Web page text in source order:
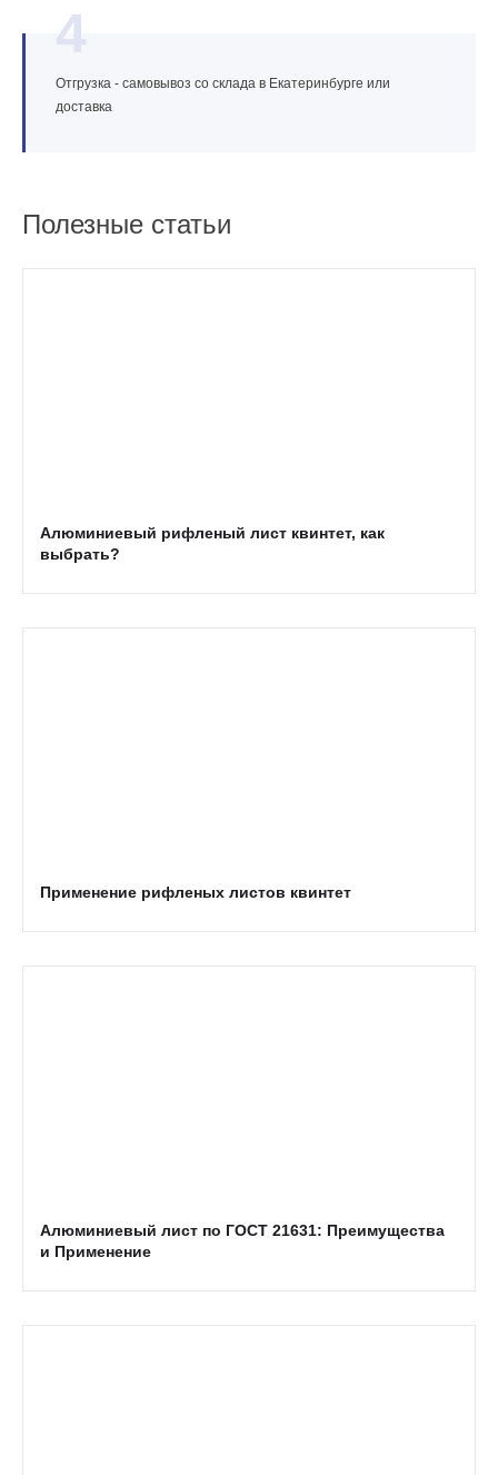
4
Отгрузка - самовывоз со склада в Екатеринбурге или
доставка
Полезные статьи
Алюминиевый рифленый лист квинтет, как
выбрать?
Применение рифленых листов квинтет
Алюминиевый лист по ГОСТ 21631: Преимущества
и Применение